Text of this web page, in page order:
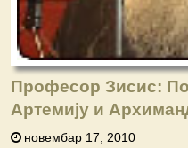
Професор Зисис:
Артемију и
новембар 17, 2010